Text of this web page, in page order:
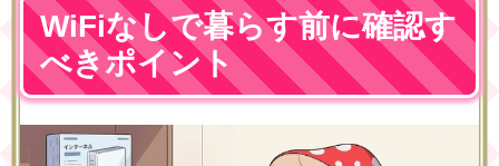
WiFiなしで暮らす前に確認す
べきポイント